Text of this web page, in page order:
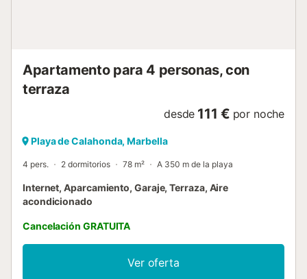
Apartamento para 4 personas, con
terraza
desde 111 € por noche
Playa de Calahonda, Marbella
4 pers. 2 dormitorios 78 m² A 350 m de la playa
Internet, Aparcamiento, Garaje, Terraza, Aire
acondicionado
Cancelación GRATUITA
Ver oferta